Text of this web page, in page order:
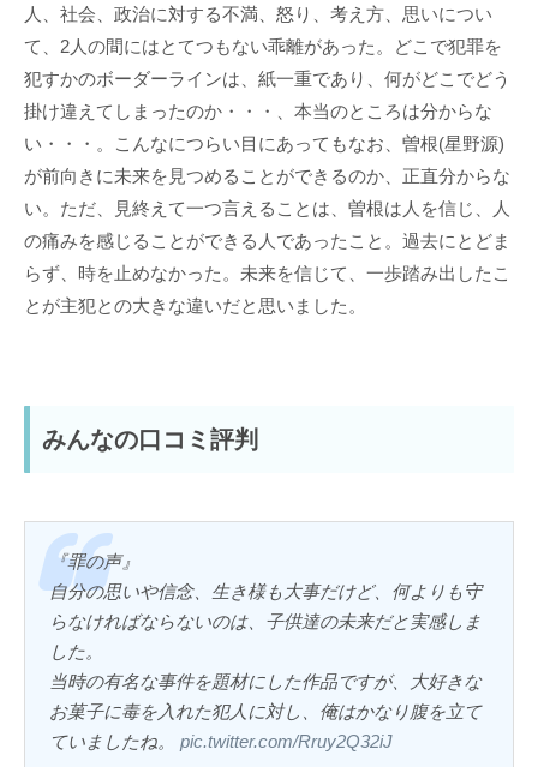
人、社会、政治に対する不満、怒り、考え方、思いについ
て、2人の間にはとてつもない乖離があった。どこで犯罪を
犯すかのボーダーラインは、紙一重であり、何がどこでどう
掛け違えてしまったのか・・・、本当のところは分からな
い・・・。こんなにつらい目にあってもなお、曽根(星野源)
が前向きに未来を見つめることができるのか、正直分からな
い。ただ、見終えて一つ言えることは、曽根は人を信じ、人
の痛みを感じることができる人であったこと。過去にとどま
らず、時を止めなかった。未来を信じて、一歩踏み出したこ
とが主犯との大きな違いだと思いました。
みんなの口コミ評判
『罪の声』
自分の思いや信念、生き様も大事だけど、何よりも守
らなければならないのは、子供達の未来だと実感しま
した。
当時の有名な事件を題材にした作品ですが、大好きな
お菓子に毒を入れた犯人に対し、俺はかなり腹を立て
ていましたね。 pic.twitter.com/Rruy2Q32iJ